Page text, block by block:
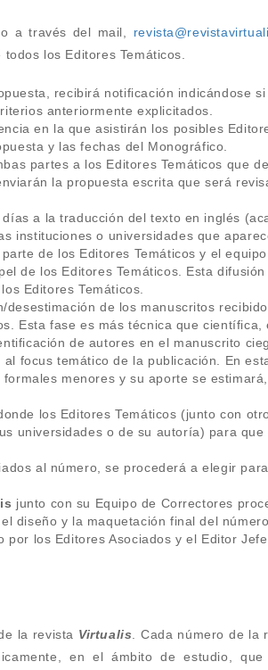
a través del mail,
los Editores Temáticos.
recibirá notificación indicándose si
anteriormente explicitados.
en la que asistirán los posibles
y las fechas del Monográfico.
partes a los Editores Temáticos que
la propuesta escrita que será
a la traducción del texto en inglés
instituciones o universidades que
de los Editores Temáticos y el equipo
de los Editores Temáticos. Esta
Editores Temáticos.
de los manuscritos
Esta fase es más técnica que
de autores en el manuscrito
focus temático de la publicación. En
menores y su aporte se
los Editores Temáticos (junto con
universidades o de su autoría) para
al número, se procederá a elegir
junto con su Equipo de Correctores
diseño y la maquetación final del número.
los Editores Asociados y el Editor
la revista Virtualis . Cada número de
en el ámbito de estudio,